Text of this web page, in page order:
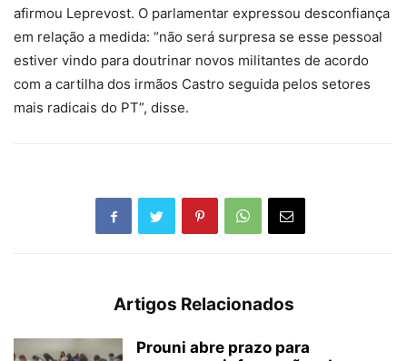
afirmou Leprevost. O parlamentar expressou desconfiança
em relação a medida: “não será surpresa se esse pessoal
estiver vindo para doutrinar novos militantes de acordo
com a cartilha dos irmãos Castro seguida pelos setores
mais radicais do PT”, disse.
Artigos Relacionados
Prouni abre prazo para